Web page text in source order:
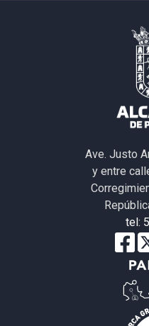
Ave. Justo
y entre
tel: